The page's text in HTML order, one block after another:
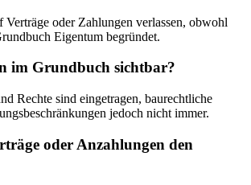
Verträge oder Zahlungen verlassen, obwohl
Eigentum begründet.
im Grundbuch sichtbar?
Rechte sind eingetragen, baurechtliche
jedoch nicht immer.
oder Anzahlungen den